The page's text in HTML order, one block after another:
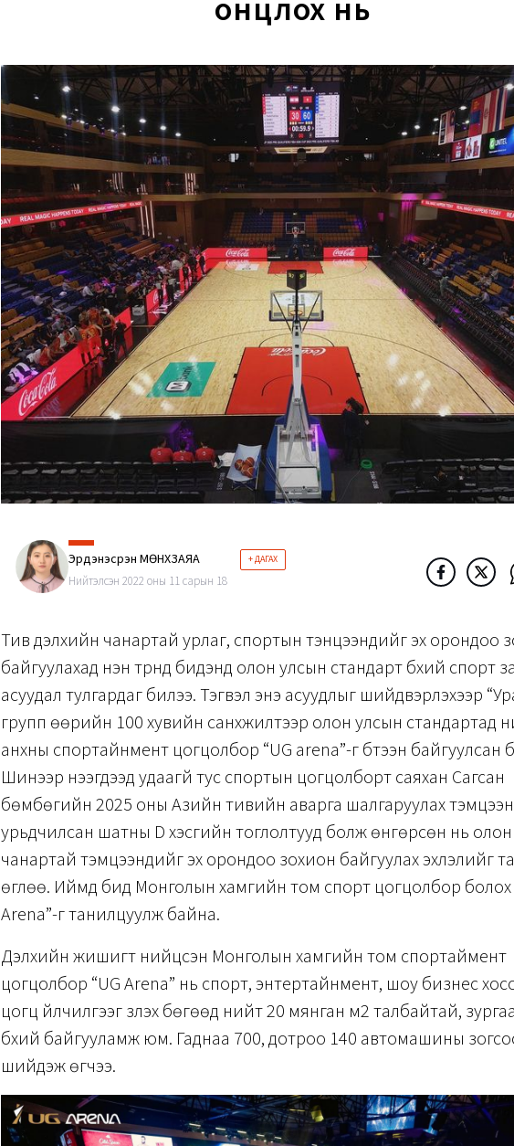
Эрдэнэсүрэн МӨНХЗАЯА + ДАГАХ
Нийтэлсэн 2022 оны 11 сарын 18
Тив дэлхийн чанартай урлаг, спортын тэнцээнүүдийг эх орондоо
байгуулахад нэн түрүүнд бидэнд олон улсын стандарт бүхий спорт
асуудал тулгардаг билээ. Тэгвэл энэ асуудлыг шийдвэрлэхээр
групп өөрийн 100 хувийн санхүүжилтээр олон улсын стандартад
анхны спортайнмент цогцолбор “UG arena”-г бүтээн байгуулсан
Шинээр нээгдээд удаагүй тус спортын цогцолборт саяхан Сагсан
бөмбөгийн 2025 оны Азийн тивийн аварга шалгаруулах
урьдчилсан шатны D хэсгийн тоглолтууд болж өнгөрсөн нь
чанартай тэмцээнүүдийг эх орондоо зохион байгуулах эхлэлийг
өглөө. Иймд бид Монголын хамгийн том спорт цогцолбор болох
Arena”-г танилцуулж байна.
Дэлхийн жишигт нийцсэн Монголын хамгийн том спортаймент
цогцолбор “UG Arena” нь спорт, энтертайнмент, шоу бизнес
цогц үйлчилгээг үзүүлэх бөгөөд нийт 20 мянган м2 талбайтай,
бүхий байгууламж юм. Гаднаа 700, дотроо 140 автомашины
шийдэж өгчээ.